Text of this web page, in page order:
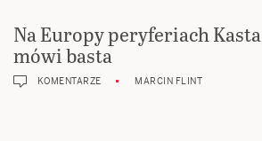
Na Europy peryferiach Kasta
mówi basta
KOMENTARZE MARCIN FLINT